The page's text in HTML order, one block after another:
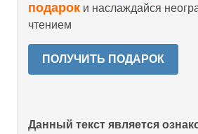
подарок и наслаждайся
чтением
ПОЛУЧИТЬ ПОДАРОК
Данный текст является